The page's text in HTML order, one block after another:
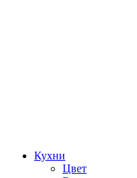
Кухни
Цвет